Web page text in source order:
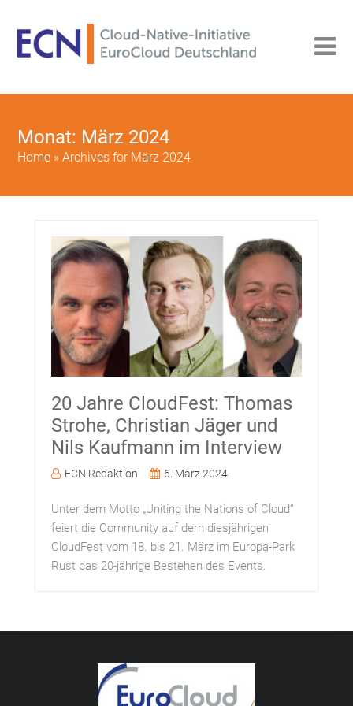
Monat: März 2024
Home »Archives for März 2024
20 Jahre CloudFest: Thomas
Strohe, Christian Jäger und
Nils Kaufmann im Interview
ECN Redaktion 6. März 2024
Unter dem Motto „Uniting the Nations of Cloud“
feiert die Community auf dem diesjährigen
CloudFest vom 18. bis 21. März im Europa-Park
Rust das 20-jährige Bestehen des Events.